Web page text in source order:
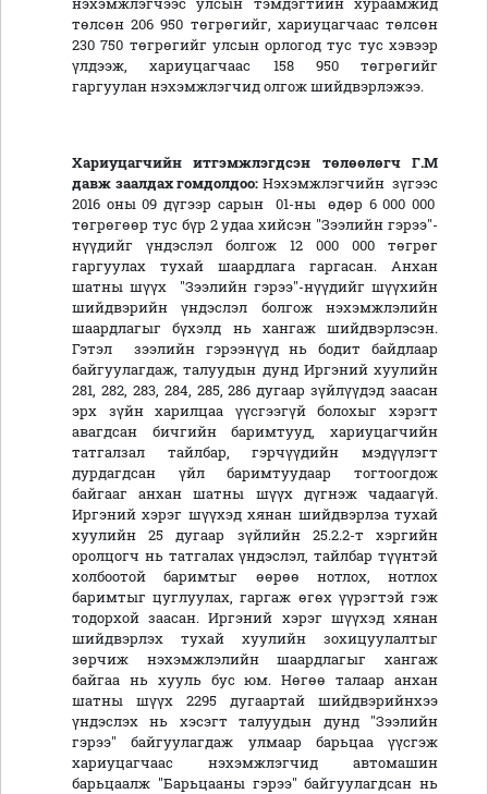
нэхэмжлэгчээс улсын тэмдэгтийн хураамжид
төлсөн 206 950 төгрөгийг, хариуцагчаас төлсөн
230 750 төгрөгийг улсын орлогод тус тус хэвээр
үлдээж, хариуцагчаас 158 950 төгрөгийг
гаргуулан нэхэмжлэгчид олгож шийдвэрлэжээ.
Хариуцагчийн итгэмжлэгдсэн төлөөлөгч Г.М
давж заалдах гомдолдоо: Нэхэмжлэгчийн зүгээс
2016 оны 09 дүгээр сарын 01-ны өдөр 6 000 000
төгрөгөөр тус бүр 2 удаа хийсэн "Зээлийн гэрээ"-
нүүдийг үндэслэл болгож 12 000 000 төгрөг
гаргуулах тухай шаардлага гаргасан. Анхан
шатны шүүх "Зээлийн гэрээ"-нүүдийг шүүхийн
шийдвэрийн үндэслэл болгож нэхэмжлэлийн
шаардлагыг бүхэлд нь хангаж шийдвэрлэсэн.
Гэтэл зээлийн гэрээнүүд нь бодит байдлаар
байгуулагдаж, талуудын дунд Иргэний хуулийн
281, 282, 283, 284, 285, 286 дугаар зүйлүүдэд заасан
эрх зүйн харилцаа үүсгээгүй болохыг хэрэгт
авагдсан бичгийн баримтууд, хариуцагчийн
татгалзал тайлбар, гэрчүүдийн мэдүүлэгт
дурдагдсан үйл баримтуудаар тогтоогдож
байгааг анхан шатны шүүх дүгнэж чадаагүй.
Иргэний хэрэг шүүхэд хянан шийдвэрлэа тухай
хуулийн 25 дугаар зүйлийн 25.2.2-т хэргийн
оролцогч нь татгалах үндэслэл, тайлбар түүнтэй
холбоотой баримтыг өөрөө нотлох, нотлох
баримтыг цуглуулах, гаргаж өгөх үүрэгтэй гэж
тодорхой заасан. Иргэний хэрэг шүүхэд хянан
шийдвэрлэх тухай хуулийн зохицуулалтыг
зөрчиж нэхэмжлэлийн шаардлагыг хангаж
байгаа нь хууль бус юм. Нөгөө талаар анхан
шатны шүүх 2295 дугаартай шийдвэрийнхээ
үндэслэх нь хэсэгт талуудын дунд "Зээлийн
гэрээ" байгуулагдаж улмаар барьцаа үүсгэж
хариуцагчаас нэхэмжлэгчид автомашин
барьцаалж "Барьцааны гэрээ" байгуулагдсан нь